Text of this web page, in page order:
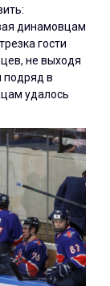
динамовцам
гости
не выходя
подряд в
удалось